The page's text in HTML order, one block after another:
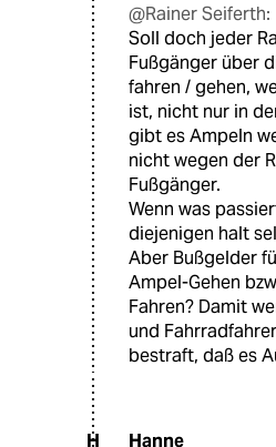
@Rainer Seiferth:
Soll doch jeder
Fußgänger über
fahren / gehen,
ist, nicht nur in
gibt es Ampeln
nicht wegen der
Fußgänger.
Wenn was
diejenigen halt
Aber Bußgelder
Ampel-Gehen
Fahren? Damit
und
bestraft, daß es
H Hanne